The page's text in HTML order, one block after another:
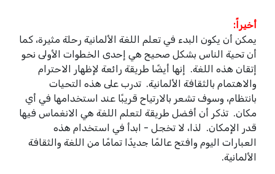
أخيراً:
يمكن أن يكون البدء في تعلم اللغة الألمانية رحلة مثيرة، كما
أن تحية الناس بشكل صحيح هي إحدى الخطوات الأولى نحو
إتقان هذه اللغة. إنها أيضًا طريقة رائعة لإظهار الاحترام
والاهتمام بالثقافة الألمانية. تدرب على هذه التحيات
بانتظام، وسوف تشعر بالارتياح قريبًا عند استخدامها في أي
مكان. تذكر أن أفضل طريقة لتعلم اللغة هي الانغماس فيها
قدر الإمكان. لذا، لا تخجل - ابدأ في استخدام هذه
العبارات اليوم وافتح عالمًا جديدًا تمامًا من اللغة والثقافة
الألمانية.